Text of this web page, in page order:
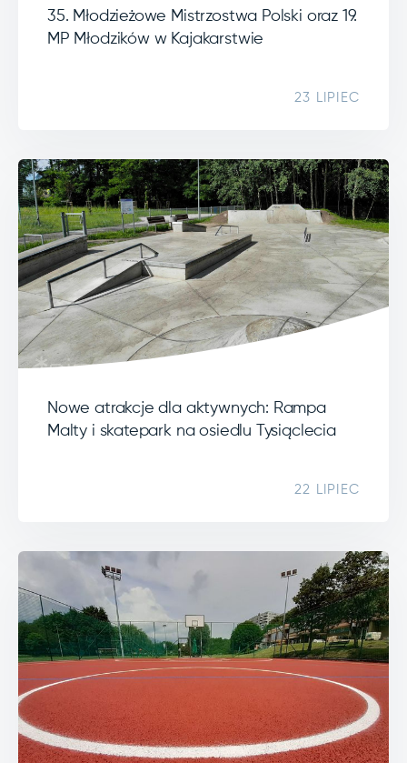
35. Młodzieżowe Mistrzostwa Polski oraz 19.
MP Młodzików w Kajakarstwie
23 LIPIEC
Nowe atrakcje dla aktywnych: Rampa
Malty i skatepark na osiedlu Tysiąclecia
22 LIPIEC